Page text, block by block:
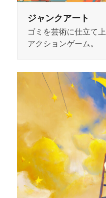
ジャンクアート
ゴミを芸術に仕立て
アクションゲーム。